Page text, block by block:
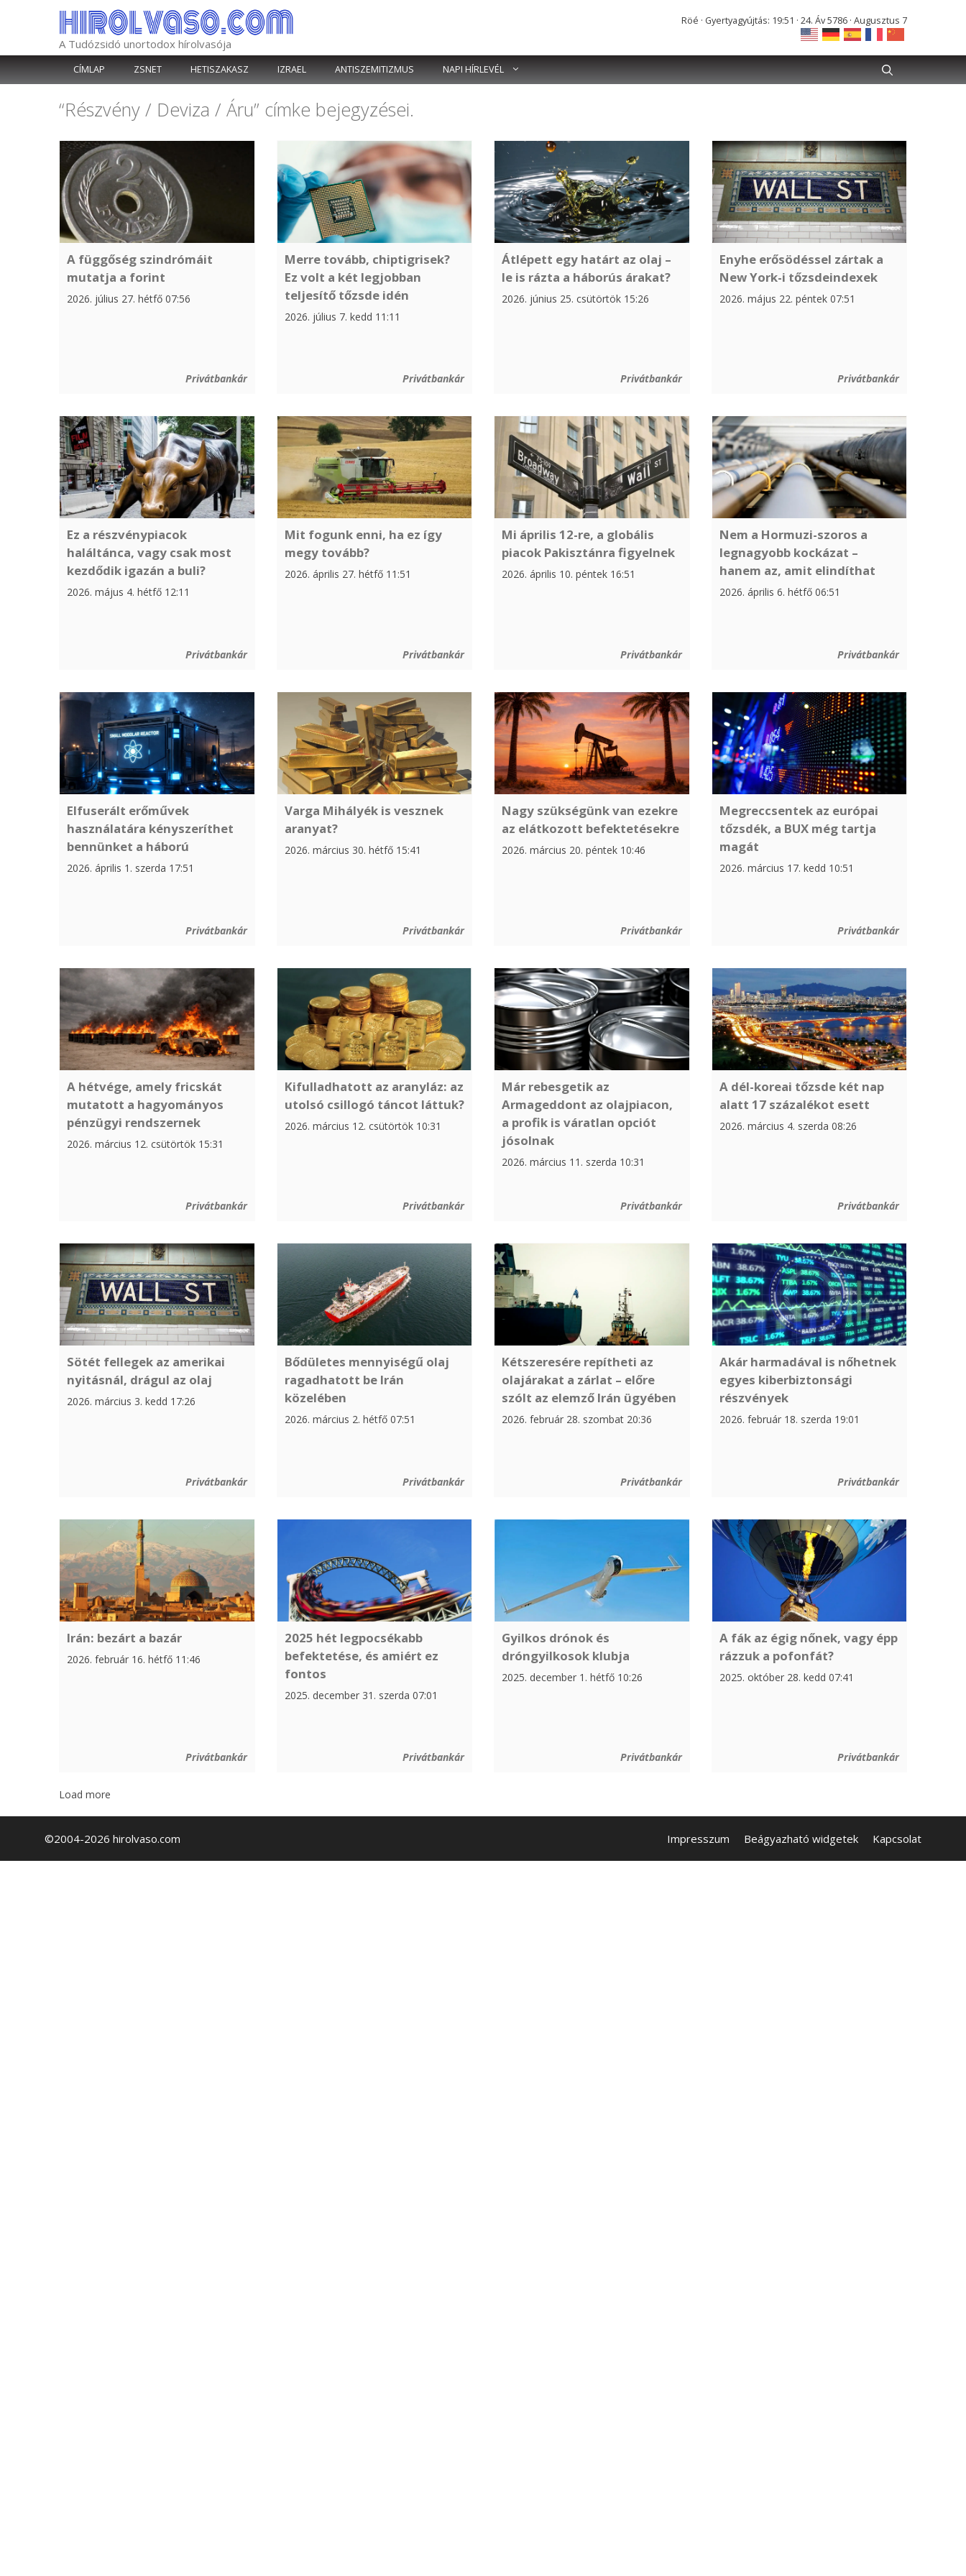
A Tudózsidó unortodox hírolvasója
Röé · Gyertyagyújtás: 19:51 · 24. Áv 5786 · Augusztus 7
CÍMLAP ZSNET HETISZAKASZ IZRAEL ANTISZEMITIZMUS NAPI HÍRLEVÉL
“Részvény / Deviza / Áru” címke bejegyzései.
A függőség szindrómáit
mutatja a forint
2026. július 27. hétfő 07:56
Privátbankár
Merre tovább, chiptigrisek?
Ez volt a két legjobban
teljesítő tőzsde idén
2026. július 7. kedd 11:11
Privátbankár
Átlépett egy határt az olaj –
le is rázta a háborús árakat?
2026. június 25. csütörtök 15:26
Privátbankár
Enyhe erősödéssel zártak a
New York-i tőzsdeindexek
2026. május 22. péntek 07:51
Privátbankár
Ez a részvénypiacok
haláltánca, vagy csak most
kezdődik igazán a buli?
2026. május 4. hétfő 12:11
Privátbankár
Mit fogunk enni, ha ez így
megy tovább?
2026. április 27. hétfő 11:51
Privátbankár
Mi április 12-re, a globális
piacok Pakisztánra figyelnek
2026. április 10. péntek 16:51
Privátbankár
Nem a Hormuzi-szoros a
legnagyobb kockázat –
hanem az, amit elindíthat
2026. április 6. hétfő 06:51
Privátbankár
Elfuserált erőművek
használatára kényszeríthet
bennünket a háború
2026. április 1. szerda 17:51
Privátbankár
Varga Mihályék is vesznek
aranyat?
2026. március 30. hétfő 15:41
Privátbankár
Nagy szükségünk van ezekre
az elátkozott befektetésekre
2026. március 20. péntek 10:46
Privátbankár
Megreccsentek az európai
tőzsdék, a BUX még tartja
magát
2026. március 17. kedd 10:51
Privátbankár
A hétvége, amely fricskát
mutatott a hagyományos
pénzügyi rendszernek
2026. március 12. csütörtök 15:31
Privátbankár
Kifulladhatott az aranyláz: az
utolsó csillogó táncot láttuk?
2026. március 12. csütörtök 10:31
Privátbankár
Már rebesgetik az
Armageddont az olajpiacon,
a profik is váratlan opciót
jósolnak
2026. március 11. szerda 10:31
Privátbankár
A dél-koreai tőzsde két nap
alatt 17 százalékot esett
2026. március 4. szerda 08:26
Privátbankár
Sötét fellegek az amerikai
nyitásnál, drágul az olaj
2026. március 3. kedd 17:26
Privátbankár
Bődületes mennyiségű olaj
ragadhatott be Irán
közelében
2026. március 2. hétfő 07:51
Privátbankár
Kétszeresére repítheti az
olajárakat a zárlat – előre
szólt az elemző Irán ügyében
2026. február 28. szombat 20:36
Privátbankár
Akár harmadával is nőhetnek
egyes kiberbiztonsági
részvények
2026. február 18. szerda 19:01
Privátbankár
Irán: bezárt a bazár
2026. február 16. hétfő 11:46
Privátbankár
2025 hét legpocsékabb
befektetése, és amiért ez
fontos
2025. december 31. szerda 07:01
Privátbankár
Gyilkos drónok és
dróngyilkosok klubja
2025. december 1. hétfő 10:26
Privátbankár
A fák az égig nőnek, vagy épp
rázzuk a pofonfát?
2025. október 28. kedd 07:41
Privátbankár
Load more
Impresszum Beágyazható widgetek Kapcsolat
©2004-2026 hirolvaso.com